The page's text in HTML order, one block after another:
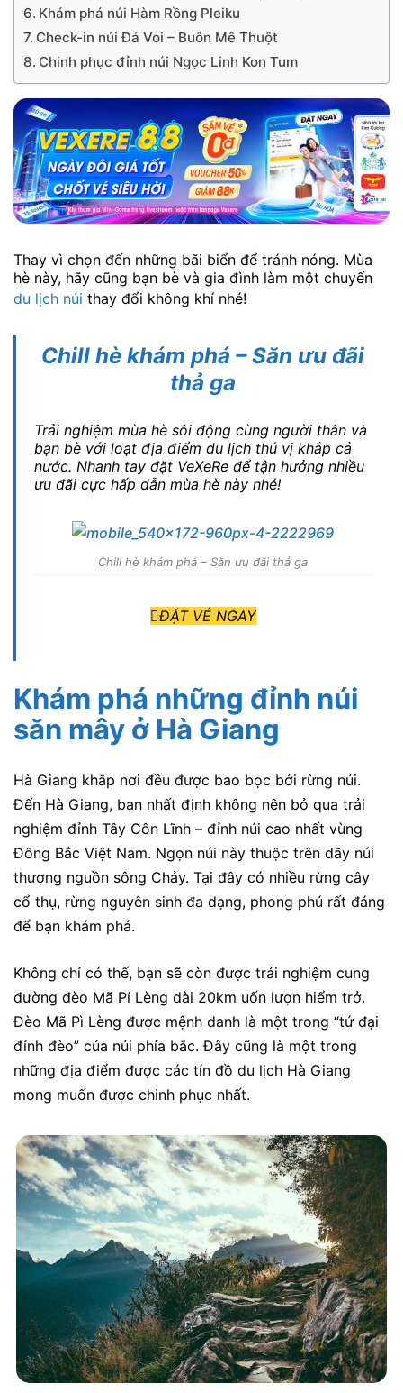
Khám phá núi Hàm Rồng Pleiku
Check-in núi Đá Voi – Buôn Mê Thuột
Chinh phục đỉnh núi Ngọc Linh Kon Tum
Thay vì chọn đến những bãi biển để tránh nóng. Mùa
hè này, hãy cũng bạn bè và gia đình làm một chuyến
du lịch núi thay đổi không khí nhé!
Chill hè khám phá – Săn ưu đãi
thả ga
Trải nghiệm mùa hè sôi động cùng người thân và
bạn bè với loạt địa điểm du lịch thú vị khắp cả
nước. Nhanh tay đặt VeXeRe để tận hưởng nhiều
ưu đãi cực hấp dẫn mùa hè này nhé!
Chill hè khám phá – Săn ưu đãi thả ga
ĐẶT VÉ NGAY
Khám phá những đỉnh núi
săn mây ở Hà Giang
Hà Giang khắp nơi đều được bao bọc bởi rừng núi.
Đến Hà Giang, bạn nhất định không nên bỏ qua trải
nghiệm đỉnh Tây Côn Lĩnh – đỉnh núi cao nhất vùng
Đông Bắc Việt Nam. Ngọn núi này thuộc trên dãy núi
thượng nguồn sông Chảy. Tại đây có nhiều rừng cây
cổ thụ, rừng nguyên sinh đa dạng, phong phú rất đáng
để bạn khám phá.
Không chỉ có thế, bạn sẽ còn được trải nghiệm cung
đường đèo Mã Pí Lèng dài 20km uốn lượn hiểm trở.
Đèo Mã Pì Lèng được mệnh danh là một trong “tứ đại
đỉnh đèo” của núi phía bắc. Đây cũng là một trong
những địa điểm được các tín đồ du lịch Hà Giang
mong muốn được chinh phục nhất.